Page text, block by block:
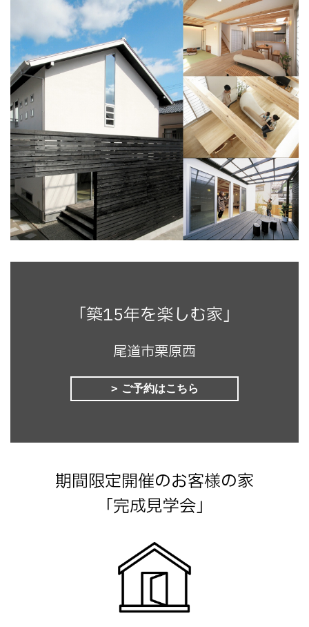
「築15年を楽しむ家」
尾道市栗原西
ご予約はこちら
期間限定開催のお客様の家
「完成見学会」